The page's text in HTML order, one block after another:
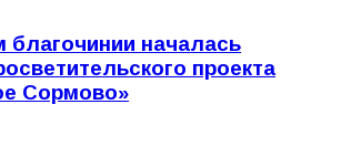
началась
проекта
Сормово»